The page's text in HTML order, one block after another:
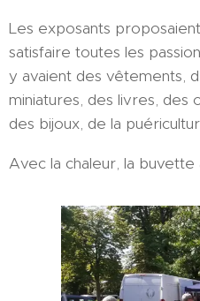
Les exposants
satisfaire toutes les
y avaient des vêtements,
miniatures, des livres, des
des bijoux, de la
Avec la chaleur, la buvette